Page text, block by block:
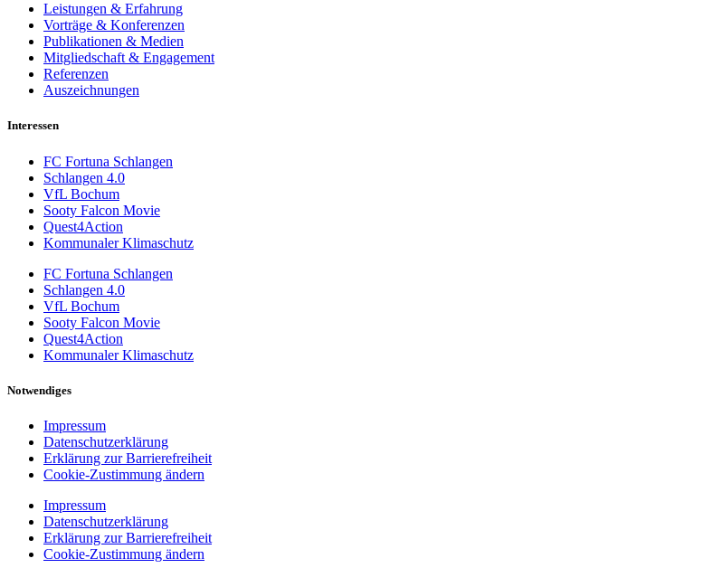
Leistungen & Erfahrung
Vorträge & Konferenzen
Publikationen & Medien
Mitgliedschaft & Engagement
Referenzen
Auszeichnungen
Interessen
FC Fortuna Schlangen
Schlangen 4.0
VfL Bochum
Sooty Falcon Movie
Quest4Action
Kommunaler Klimaschutz
FC Fortuna Schlangen
Schlangen 4.0
VfL Bochum
Sooty Falcon Movie
Quest4Action
Kommunaler Klimaschutz
Notwendiges
Impressum
Datenschutzerklärung
Erklärung zur Barrierefreiheit
Cookie-Zustimmung ändern
Impressum
Datenschutzerklärung
Erklärung zur Barrierefreiheit
Cookie-Zustimmung ändern